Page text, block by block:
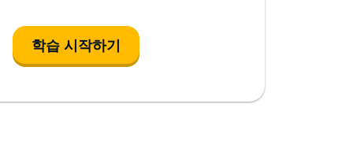
학습 시작하기